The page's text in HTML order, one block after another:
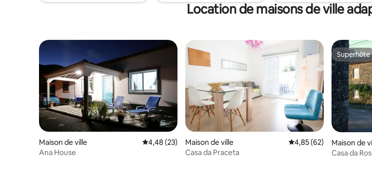
vous apprécierez ce joyau autant que
nous.
Location de maisons de ville
Maison de ville Évaluation moyenne sur la base de 23 commentaires : 4,48 sur 5
4,48 (23)
Ana House
Maison de ville Évaluation moyenne sur
4,85 (62)
Casa da Praceta
Superhôte
Superhôte
Maison de
Casa da